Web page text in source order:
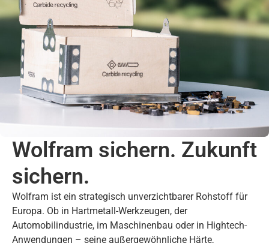
Wolfram sichern. Zukunft
sichern.
Wolfram ist ein strategisch unverzichtbarer Rohstoff für
Europa. Ob in Hartmetall-Werkzeugen, der
Automobilindustrie, im Maschinenbau oder in Hightech-
Anwendungen – seine außergewöhnliche Härte,